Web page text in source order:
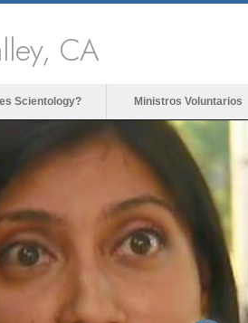
CA
Scientology? Ministros Voluntarios